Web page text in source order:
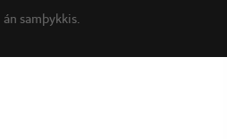
samþykkis.